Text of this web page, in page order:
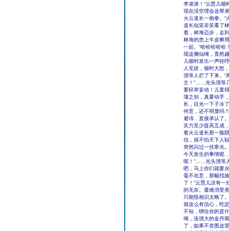
李凌涛！”云慧儿顿
现在没空理会这帮
火云道长一抱拳。“
道长似笑非笑看了
着，林海迈步，走
林海的患上牛皮癣
一起。“哈哈哈哈哈
现这捆仙绳，竟然
儿顿时发出一声轻
人见状，顿时大怒
强等人拦了下来。“
主！”……光头强等
要轻举妄动！儿童
壤之别，真要动手
长，目光一下子冷
何意，还不明显吗
避讳，直接承认了
实力至少提高五成
着火云道长那一脸
信，就不怕天下人
突然闪过一丝寒光
今天发生的事情呢
呢！”……光头强等
吧，马上你们就要
毫不在意，那幅找
了！”云慧儿没有
的无奈。最难消受
只能怪相识太晚了
就这么有信心，吃
不知，绑住你的是
绳，连强大的金丹
了，如果不贪图这